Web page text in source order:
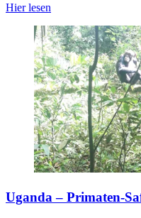
Hier lesen
Uganda – Primaten-